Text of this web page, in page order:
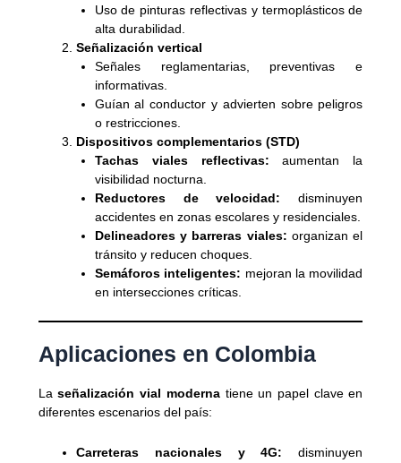
Uso de pinturas reflectivas y termoplásticos de
alta durabilidad.
Señalización vertical
Señales reglamentarias, preventivas e
informativas.
Guían al conductor y advierten sobre peligros
o restricciones.
Dispositivos complementarios (STD)
Tachas viales reflectivas: aumentan la
visibilidad nocturna.
Reductores de velocidad: disminuyen
accidentes en zonas escolares y residenciales.
Delineadores y barreras viales: organizan el
tránsito y reducen choques.
Semáforos inteligentes: mejoran la movilidad
en intersecciones críticas.
Aplicaciones en Colombia
Laseñalización vial modernatiene un papel clave en
diferentes escenarios del país:
Carreteras nacionales y 4G: disminuyen